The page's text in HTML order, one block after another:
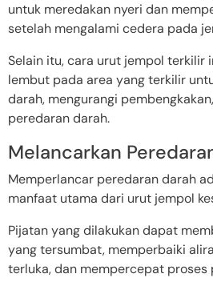
untuk meredakan nyeri dan
setelah mengalami cedera pada
Selain itu, cara urut jempol terkilir
lembut pada area yang terkilir
darah, mengurangi
peredaran darah.
Melancarkan
Memperlancar peredaran darah
manfaat utama dari urut jempol
Pijatan yang dilakukan dapat
yang tersumbat, memperbaiki
terluka, dan mempercepat proses